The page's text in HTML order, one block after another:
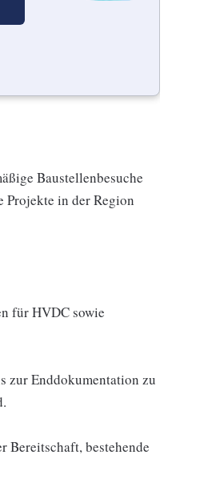
Baustellenbesuche
Projekte in der Region
für HVDC sowie
zur Enddokumentation zu
Bereitschaft, bestehende